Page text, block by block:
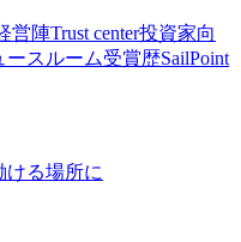
営陣Trust center投資家向
ースルーム受賞歴SailPoint
ける場所に